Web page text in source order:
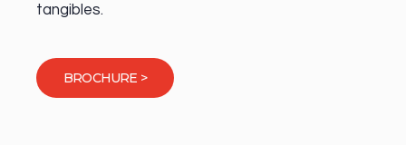
tangibles.
BROCHURE >